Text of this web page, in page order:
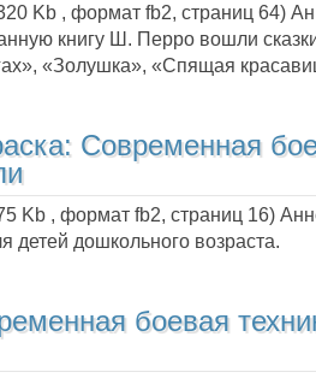
Kb , формат fb2, страниц 64)
книгу Ш. Перро вошли
«Золушка», «Спящая
Современная
Kb , формат fb2, страниц 16)
детей дошкольного возраста.
боевая